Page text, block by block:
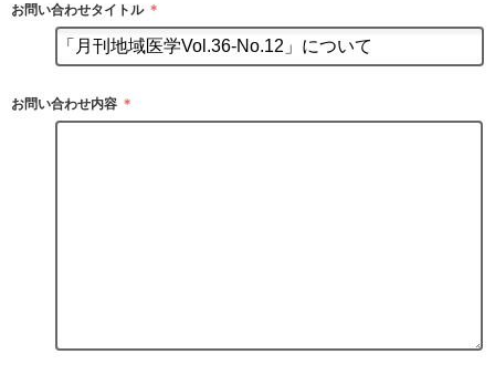
お問い合わせタイトル ＊
お問い合わせ内容 ＊